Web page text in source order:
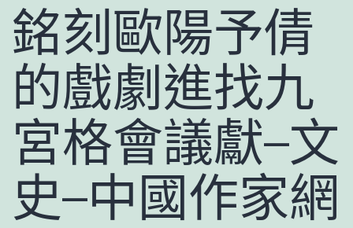
銘刻歐陽予倩
的戲劇進找九
宮格會議獻–文
史–中國作家網